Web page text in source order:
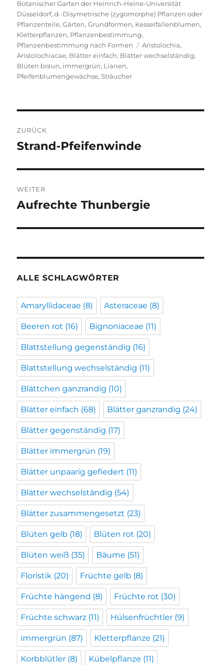
am
Botanischer Garten der Heinrich-Heine-Universität
Düsseldorf,d.-Disymetrische (zygomorphe) Pflanzen oder
Pflanzenteile,Gärten,Grundformen, Kesselfallenblumen,
Kletterpflanzen, Pflanzenbestimmung,
Pflanzenbestimmung nach Formen
Schlagwörter
Aristolochia,
Aristolochiacae, Blätter einfach, Blätter wechselständig,
Blüten braun, immergrün, Lianen,
Pfeifenblumengewächse,Sträucher
ZURÜCK
Vorheriger
Strand-Pfeifenwinde
WEITER
Nächster
Aufrechte Thunbergie
ALLE SCHLAGWÖRTER
Amaryllidaceae (8) Asteraceae (8)
Beeren rot (16) Bignoniaceae (11)
Blattstellung gegenständig (16)
Blattstellung wechselständig (11)
Blättchen ganzrandig (10)
Blätter einfach (68) Blätter ganzrandig (24)
Blätter gegenständig (17)
Blätter immergrün (19)
Blätter unpaarig gefiedert (11)
Blätter wechselständig (54)
Blätter zusammengesetzt (23)
Blüten gelb (18) Blüten rot (20)
Blüten weiß (35) Bäume (51)
Floristik (20) Früchte gelb (8)
Früchte hängend (8) Früchte rot (30)
Früchte schwarz (11) Hülsenfrüchtler (9)
immergrün (87) Kletterpflanze (21)
Korbblütler (8) Kübelpflanze (11)